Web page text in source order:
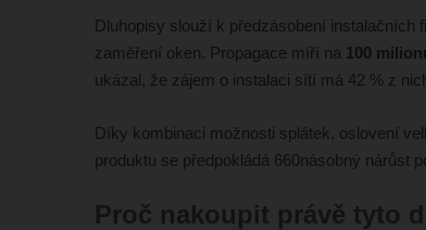
Dluhopisy slouží k předzásobení instalačních
zaměření oken. Propagace míří na 100
ukázal, že zájem o instalaci sítí má 42 % z
Díky kombinaci možnosti splátek, oslovení
produktu se předpokládá 660násobný nárůst
Proč nakoupit právě tyto